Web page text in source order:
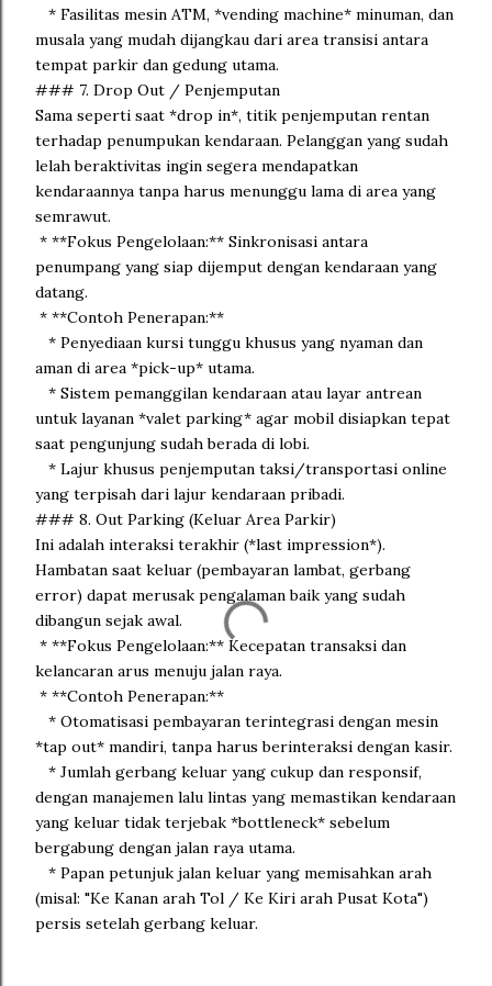
* Fasilitas mesin ATM, *vending machine* minuman, dan
musala yang mudah dijangkau dari area transisi antara
tempat parkir dan gedung utama.
### 7. Drop Out / Penjemputan
Sama seperti saat *drop in*, titik penjemputan rentan
terhadap penumpukan kendaraan. Pelanggan yang sudah
lelah beraktivitas ingin segera mendapatkan
kendaraannya tanpa harus menunggu lama di area yang
semrawut.
* **Fokus Pengelolaan:** Sinkronisasi antara
penumpang yang siap dijemput dengan kendaraan yang
datang.
* **Contoh Penerapan:**
* Penyediaan kursi tunggu khusus yang nyaman dan
aman di area *pick-up* utama.
* Sistem pemanggilan kendaraan atau layar antrean
untuk layanan *valet parking* agar mobil disiapkan tepat
saat pengunjung sudah berada di lobi.
* Lajur khusus penjemputan taksi/transportasi online
yang terpisah dari lajur kendaraan pribadi.
### 8. Out Parking (Keluar Area Parkir)
Ini adalah interaksi terakhir (*last impression*).
Hambatan saat keluar (pembayaran lambat, gerbang
error) dapat merusak pengalaman baik yang sudah
dibangun sejak awal.
* **Fokus Pengelolaan:** Kecepatan transaksi dan
kelancaran arus menuju jalan raya.
* **Contoh Penerapan:**
* Otomatisasi pembayaran terintegrasi dengan mesin
*tap out* mandiri, tanpa harus berinteraksi dengan kasir.
* Jumlah gerbang keluar yang cukup dan responsif,
dengan manajemen lalu lintas yang memastikan kendaraan
yang keluar tidak terjebak *bottleneck* sebelum
bergabung dengan jalan raya utama.
* Papan petunjuk jalan keluar yang memisahkan arah
(misal: "Ke Kanan arah Tol / Ke Kiri arah Pusat Kota")
persis setelah gerbang keluar.